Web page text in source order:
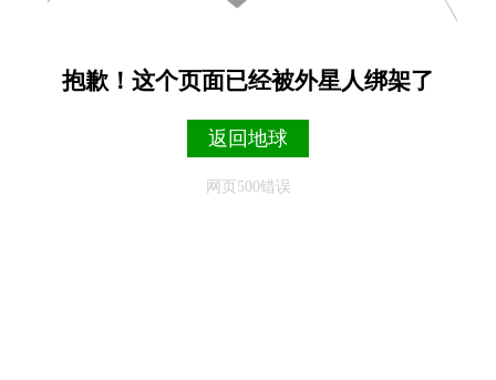
抱歉！这个页面已经被外星人绑架了
返回地球
网页500错误